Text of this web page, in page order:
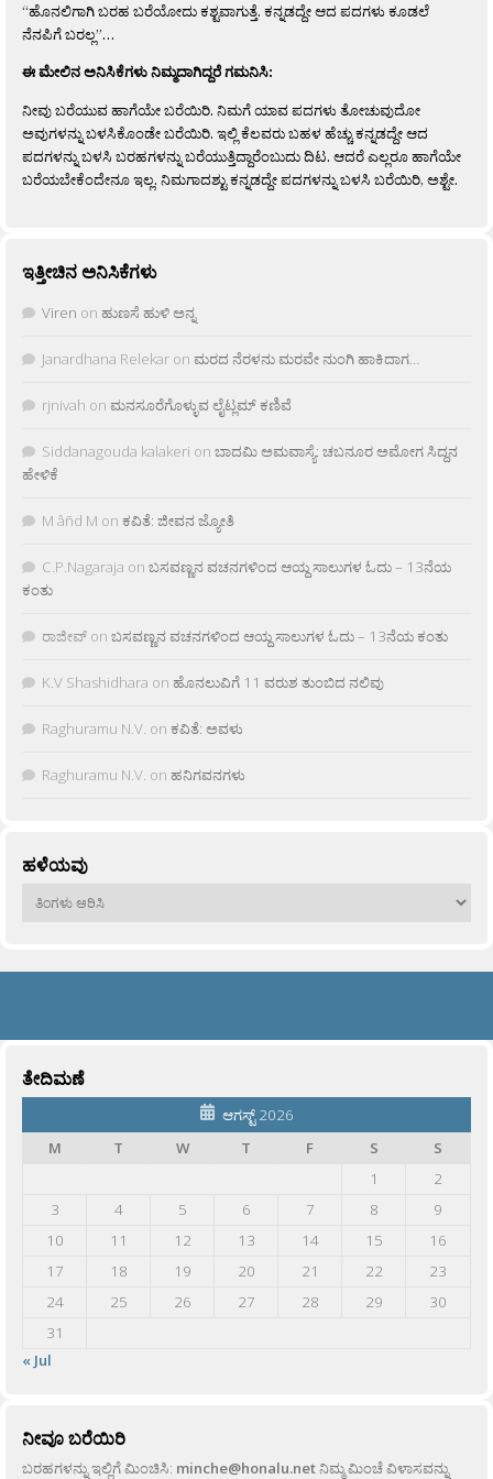
“ಹೊನಲಿಗಾಗಿ ಬರಹ ಬರೆಯೋದು ಕಶ್ಟವಾಗುತ್ತೆ. ಕನ್ನಡದ್ದೇ ಆದ ಪದಗಳು ಕೂಡಲೆ
ನೆನಪಿಗೆ ಬರಲ್ಲ”…
ಈ ಮೇಲಿನ ಅನಿಸಿಕೆಗಳು ನಿಮ್ಮದಾಗಿದ್ದರೆ ಗಮನಿಸಿ:
ನೀವು ಬರೆಯುವ ಹಾಗೆಯೇ ಬರೆಯಿರಿ. ನಿಮಗೆ ಯಾವ ಪದಗಳು ತೋಚುವುದೋ
ಅವುಗಳನ್ನು ಬಳಸಿಕೊಂಡೇ ಬರೆಯಿರಿ. ಇಲ್ಲಿ ಕೆಲವರು ಬಹಳ ಹೆಚ್ಚು ಕನ್ನಡದ್ದೇ ಆದ
ಪದಗಳನ್ನು ಬಳಸಿ ಬರಹಗಳನ್ನು ಬರೆಯುತ್ತಿದ್ದಾರೆಂಬುದು ದಿಟ. ಆದರೆ ಎಲ್ಲರೂ ಹಾಗೆಯೇ
ಬರೆಯಬೇಕೆಂದೇನೂ ಇಲ್ಲ. ನಿಮಗಾದಶ್ಟು ಕನ್ನಡದ್ದೇ ಪದಗಳನ್ನು ಬಳಸಿ ಬರೆಯಿರಿ, ಅಶ್ಟೇ.
ಇತ್ತೀಚಿನ ಅನಿಸಿಕೆಗಳು
Viren on ಹುಣಸೆ ಹುಳಿ ಅನ್ನ
Janardhana Relekar on ಮರದ ನೆರಳನು ಮರವೇ ನುಂಗಿ ಹಾಕಿದಾಗ…
rjnivah on ಮನಸೂರೆಗೊಳ್ಳುವ ಲೈಟ್ಲಮ್ ಕಣಿವೆ
Siddanagouda kalakeri on ಬಾದಮಿ ಅಮವಾಸ್ಯೆ: ಚಬನೂರ ಅಮೋಗ ಸಿದ್ದನ
ಹೇಳಿಕೆ
M âñd M on ಕವಿತೆ: ಜೀವನ ಜ್ಯೋತಿ
C.P.Nagaraja on ಬಸವಣ್ಣನ ವಚನಗಳಿಂದ ಆಯ್ದ ಸಾಲುಗಳ ಓದು – 13ನೆಯ
ಕಂತು
ರಾಜೀವ್ on ಬಸವಣ್ಣನ ವಚನಗಳಿಂದ ಆಯ್ದ ಸಾಲುಗಳ ಓದು – 13ನೆಯ ಕಂತು
K.V Shashidhara on ಹೊನಲುವಿಗೆ 11 ವರುಶ ತುಂಬಿದ ನಲಿವು
Raghuramu N.V. on ಕವಿತೆ: ಅವಳು
Raghuramu N.V. on ಹನಿಗವನಗಳು
ಹಳೆಯವು
ಹಳೆಯವು
ತೇದಿಮಣೆ
ಆಗಸ್ಟ್ 2026
M
T W T F S
S
1
2
3
4 5 6 7 8
9
10
11 12 13 14 15
16
17
18 19 20 21 22
23
24
25 26 27 28 29
30
31
« Jul
ನೀವೂ ಬರೆಯಿರಿ
ಬರಹಗಳನ್ನು ಇಲ್ಲಿಗೆ ಮಿಂಚಿಸಿ: minche@honalu.netನಿಮ್ಮ ಮಿಂಚೆ ವಿಳಾಸವನ್ನು